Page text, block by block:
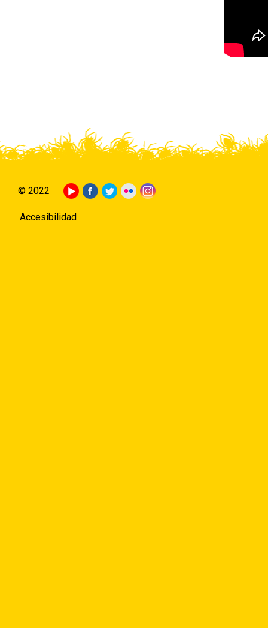
© 2022
Accesibilidad